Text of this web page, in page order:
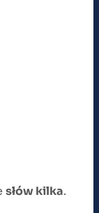
słów kilka.